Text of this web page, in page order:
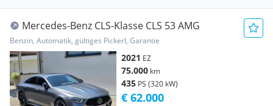
Mercedes-Benz CLS-Klasse CLS 53 AMG
Benzin, Automatik, gültiges Pickerl, Garantie
2021 EZ
75.000 km
435 PS (320 kW)
€ 62.000